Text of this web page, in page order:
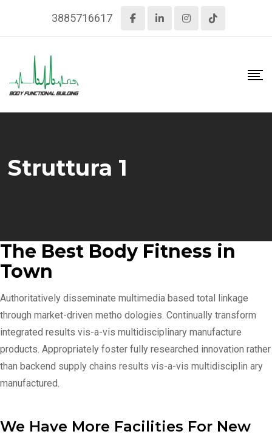
3885716617
Struttura 1
The Best Body Fitness in
Town
Authoritatively disseminate multimedia based total linkage
through market-driven metho dologies. Continually transform
integrated results vis-a-vis multidisciplinary manufacture
products. Appropriately foster fully researched innovation rather
than backend supply chains results vis-a-vis multidisciplin ary
manufactured.
We Have More Facilities For New